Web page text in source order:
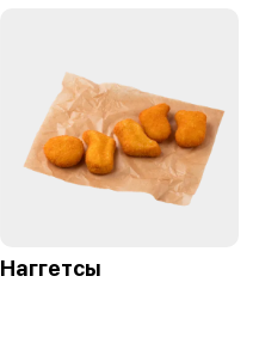
Наггетсы